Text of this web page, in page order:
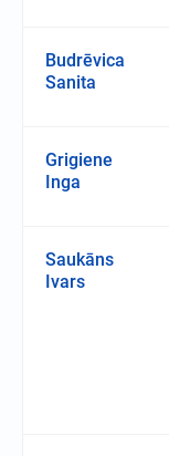
Budrēvica
Sanita
Grigiene
Inga
Saukāns
Ivars